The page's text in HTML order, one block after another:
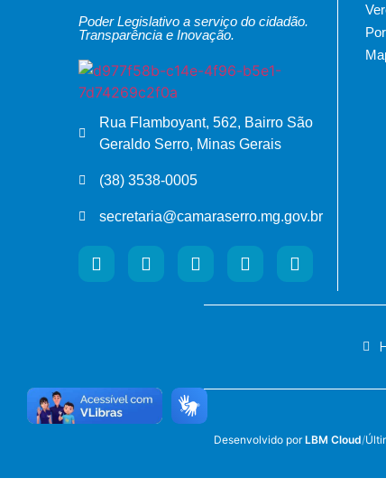
Poder Legislativo a serviço do cidadão.
Transparência e Inovação.
Rua Flamboyant, 562, Bairro São
Geraldo Serro, Minas Gerais
(38) 3538-0005
secretaria@camaraserro.mg.gov.br
Desenvolvido porLBM Cloud/